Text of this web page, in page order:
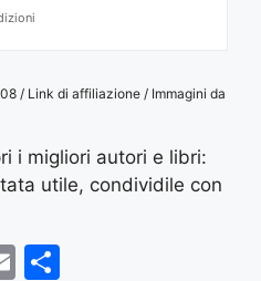
/ Link di affiliazione / Immagini da
i migliori autori e libri:
utile, condividile con
E